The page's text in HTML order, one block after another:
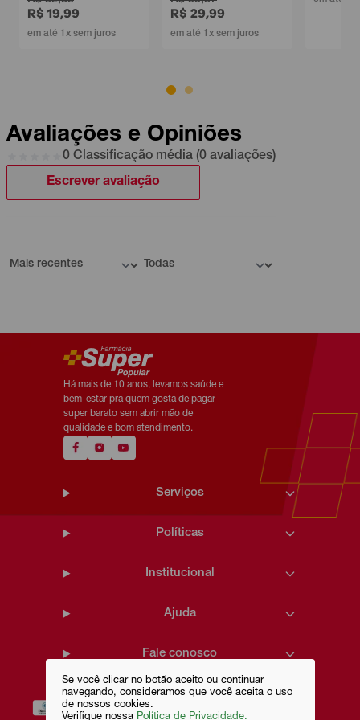
Se você clicar no botão aceito ou continuar
navegando, consideramos que você aceita o uso
de nossos cookies.
Verifique nossa Política de Privacidade.
R$ 19,99
em até 1x sem juros
R$ 29,99
em até 1x sem juros
Avaliações e Opiniões
0 Classificação média (0 avaliações)
Escrever avaliação
Há mais de 10 anos, levamos saúde e
bem-estar pra quem gosta de pagar
super barato sem abrir mão de
qualidade e bom atendimento.
Serviços
Políticas
Institucional
Ajuda
Fale conosco